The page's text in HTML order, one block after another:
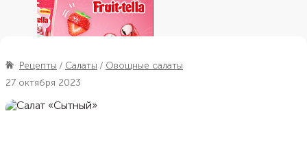
Рецепты Салаты
Овощные салаты
27 октября 2023